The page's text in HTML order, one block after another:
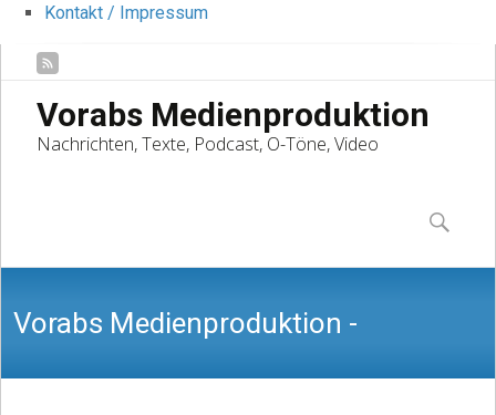
Kontakt / Impressum
Vorabs Medienproduktion
Nachrichten, Texte, Podcast, O-Töne, Video
content
Suchen
nach:
Vorabs Medienproduktion -